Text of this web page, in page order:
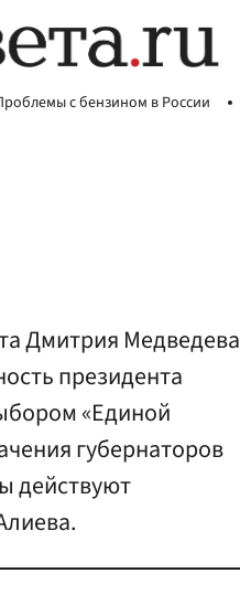
с бензином в России
Дмитрия Медведева
президента
«Единой
губернаторов
действуют